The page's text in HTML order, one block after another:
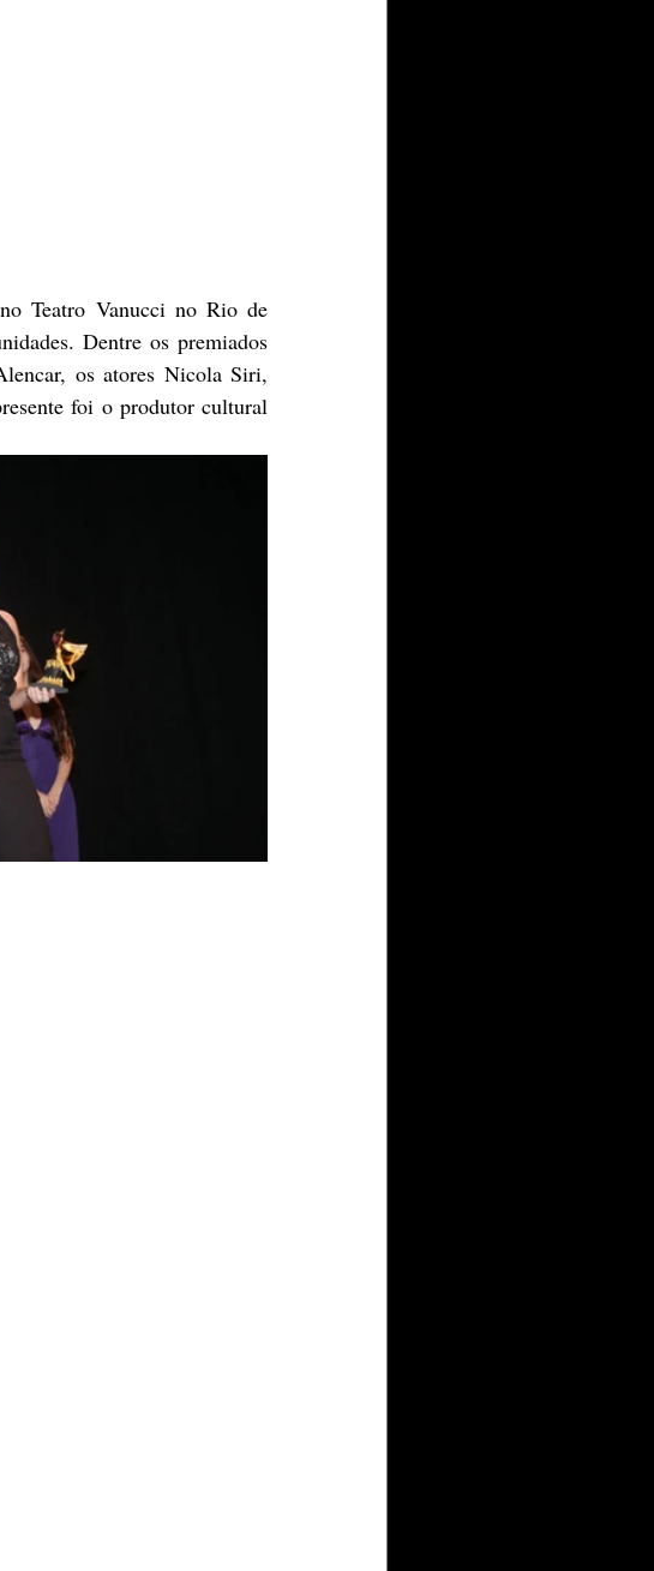
Teatro Vanucci no Rio de
Dentre os premiados
os atores Nicola Siri,
foi o produtor cultural